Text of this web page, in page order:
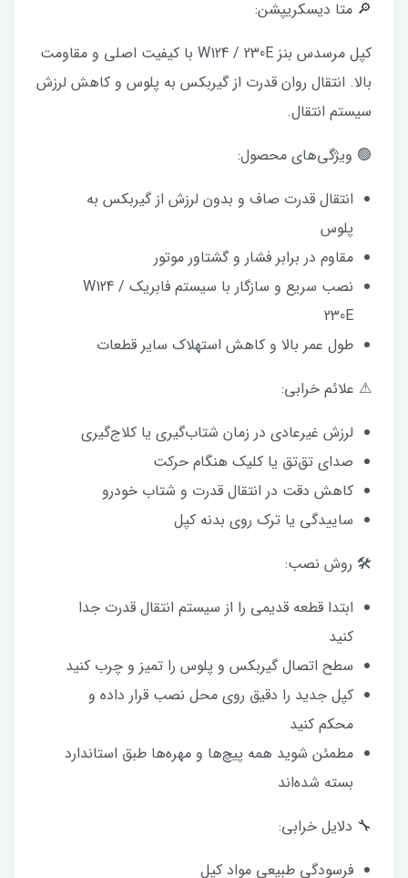
🔎 متا دیسکریپشن:
کپل مرسدس بنز W124 / 230E با کیفیت اصلی و مقاومت
بالا. انتقال روان قدرت از گیربکس به پلوس و کاهش لرزش
سیستم انتقال.
🟢 ویژگی‌های محصول:
انتقال قدرت صاف و بدون لرزش از گیربکس به
پلوس
مقاوم در برابر فشار و گشتاور موتور
نصب سریع و سازگار با سیستم فابریک W124 /
230E
طول عمر بالا و کاهش استهلاک سایر قطعات
⚠ علائم خرابی:
لرزش غیرعادی در زمان شتاب‌گیری یا کلاج‌گیری
صدای تق‌تق یا کلیک هنگام حرکت
کاهش دقت در انتقال قدرت و شتاب خودرو
ساییدگی یا ترک روی بدنه کپل
🛠 روش نصب:
ابتدا قطعه قدیمی را از سیستم انتقال قدرت جدا
کنید
سطح اتصال گیربکس و پلوس را تمیز و چرب کنید
کپل جدید را دقیق روی محل نصب قرار داده و
محکم کنید
مطمئن شوید همه پیچ‌ها و مهره‌ها طبق استاندارد
بسته شده‌اند
🔧 دلایل خرابی:
فرسودگی طبیعی مواد کپل